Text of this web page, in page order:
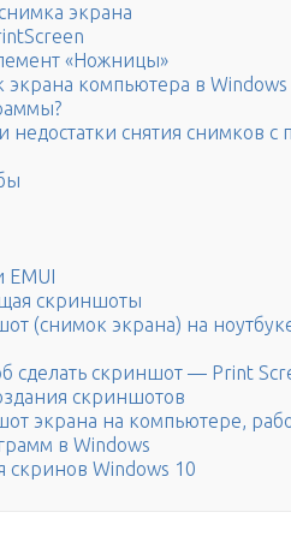
экрана
«Ножницы»
экрана компьютера в
недостатки снятия снимков
EMUI
скриншоты
(снимок экрана) на
сделать скриншот — Print
скриншотов
экрана на компьютере,
в Windows
скринов Windows 10